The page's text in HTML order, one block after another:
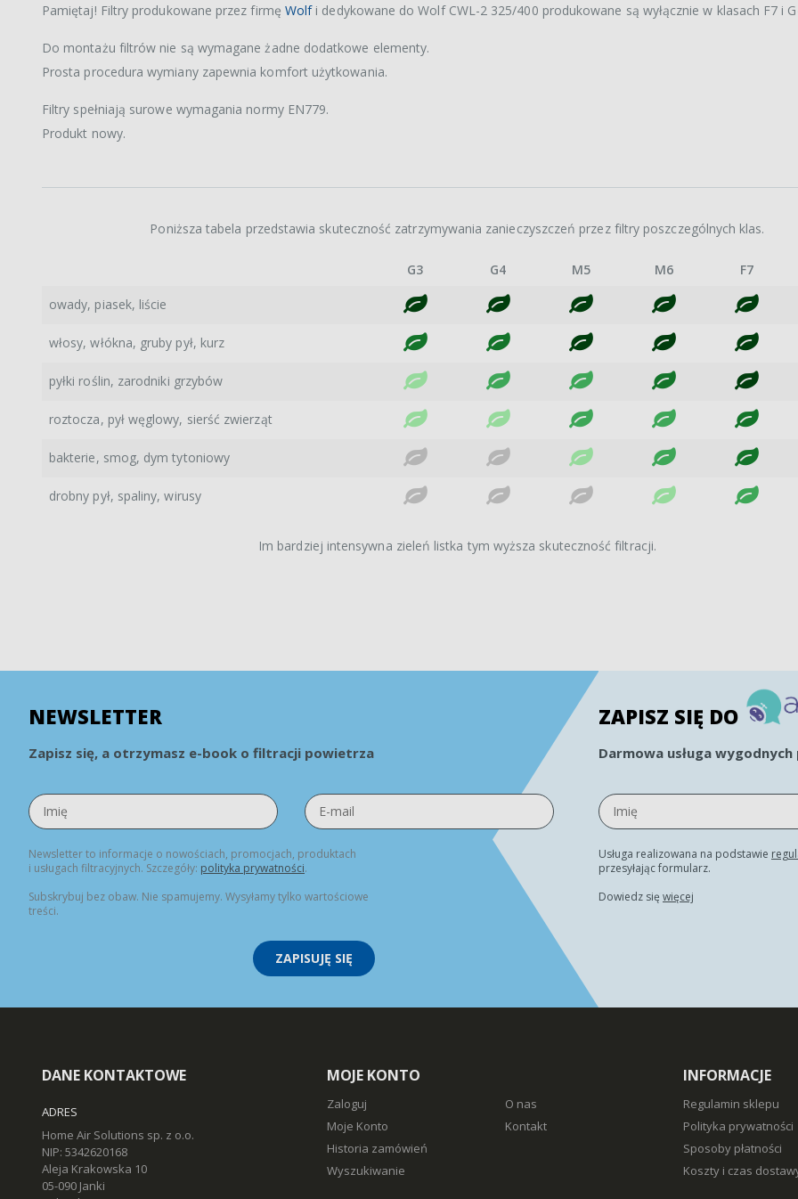
Pamiętaj! Filtry produkowane przez firmę Wolfi dedykowane do Wolf CWL-2 325/400 produkowane są wyłącznie w klasach F7 i
Do montażu filtrów nie są wymagane żadne dodatkowe elementy.
Prosta procedura wymiany zapewnia komfort użytkowania.
Filtry spełniają surowe wymagania normy EN779.
Produkt nowy.
Poniższa tabela przedstawia skuteczność zatrzymywania zanieczyszczeń przez filtry poszczególnych klas.
G3 G4 M5 M6 F7
owady, piasek, liście
włosy, włókna, gruby pył, kurz
pyłki roślin, zarodniki grzybów
roztocza, pył węglowy, sierść zwierząt
bakterie, smog, dym tytoniowy
drobny pył, spaliny, wirusy
Im bardziej intensywna zieleń listka tym wyższa skuteczność filtracji.
NEWSLETTER
Zapisz się, a otrzymasz e-book o filtracji powietrza
Newsletter to informacje o nowościach, promocjach, produktach
i usługach filtracyjnych. Szczegóły: polityka prywatności.
Subskrybuj bez obaw. Nie spamujemy. Wysyłamy tylko wartościowe
treści.
ZAPISUJĘ SIĘ
ZAPISZ SIĘ DO
Darmowa usługa
Usługa realizowana na podstawie
przesyłając formularz.
Dowiedz się więcej
DANE KONTAKTOWE
ADRES
Home Air Solutions sp. z o.o.
NIP: 5342620168
Aleja Krakowska 10
05-090 Janki
MOJE KONTO
Zaloguj
Moje Konto
Historia zamówień
Wyszukiwanie
O nas
Kontakt
INFORMACJE
Regulamin sklepu
Polityka prywatności
Sposoby płatności
Koszty i czas